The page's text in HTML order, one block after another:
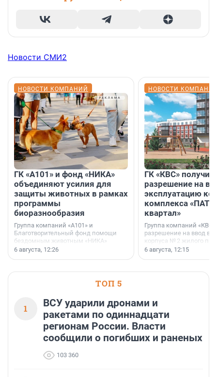
Новости СМИ2
НОВОСТИ КОМПАНИЙ
ГК «А101» и фонд «НИКА»
объединяют усилия для
защиты животных в рамках
программы
биоразнообразия
Группа компаний «А101» и
Благотворительный фонд помощи
бездомным животным «НИКА»
заключили соглашение о
6 августа, 12:26
НОВОСТИ
ГК «КВС»
разрешение на
эксплуатацию
комплекса
квартал»
Группа компаний
разрешение на ввод в
корпуса № 2 жилого
Уютный квартал»,
6 августа, 12:15
ТОП 5
1
ВСУ ударили дронами и
ракетами по одиннадцати
регионам России. Власти
сообщили о погибших и раненых
103 360